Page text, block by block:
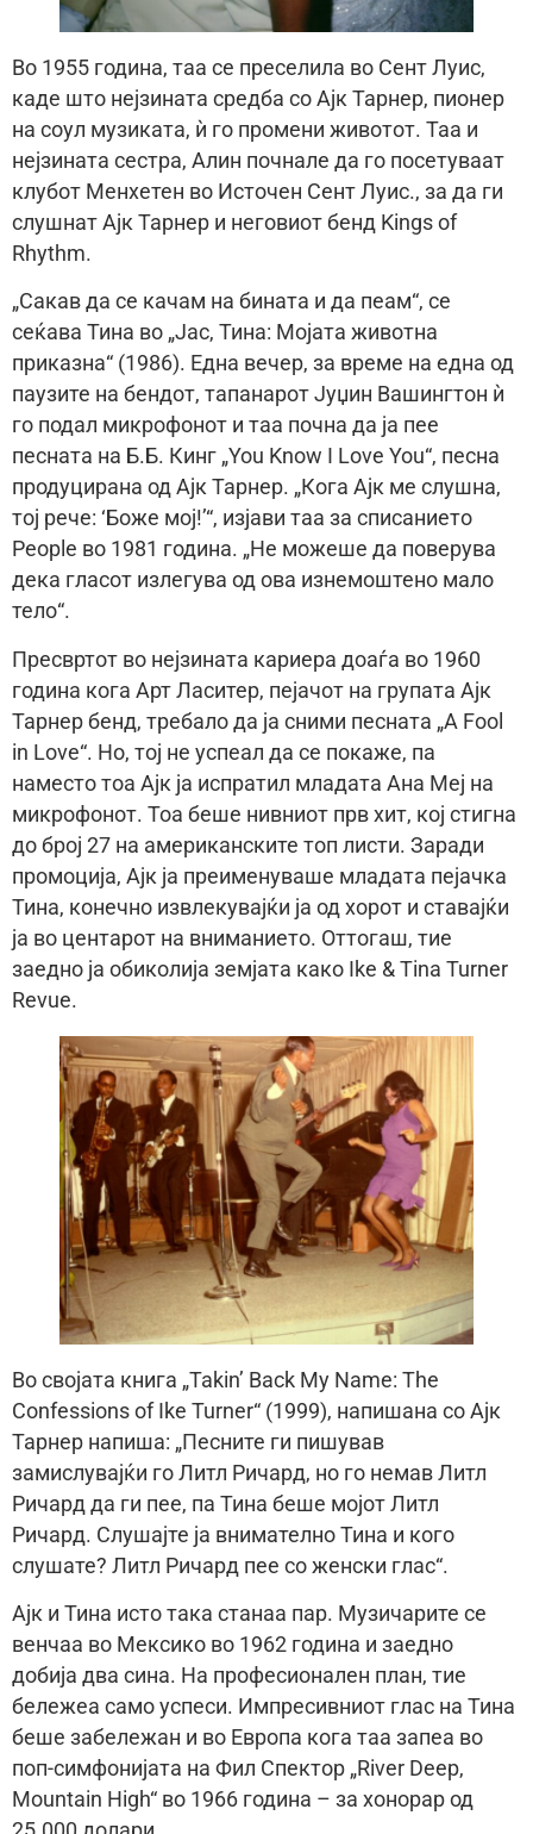
Во 1955 година, таа се преселила во Сент Луис,
каде што нејзината средба со Ајк Тарнер, пионер
на соул музиката, ѝ го промени животот. Таа и
нејзината сестра, Алин почнале да го посетуваат
клубот Менхетен во Источен Сент Луис., за да ги
слушнат Ајк Тарнер и неговиот бенд Kings of
Rhythm.
„Сакав да се качам на бината и да пеам“, се
сеќава Тина во „Јас, Тина: Мојата животна
приказна“ (1986). Една вечер, за време на една од
паузите на бендот, тапанарот Јуџин Вашингтон ѝ
го подал микрофонот и таа почна да ја пее
песната на Б.Б. Кинг „You Know I Love You“, песна
продуцирана од Ајк Тарнер. „Кога Ајк ме слушна,
тој рече: ‘Боже мој!’“, изјави таа за списанието
People во 1981 година. „Не можеше да поверува
дека гласот излегува од ова изнемоштено мало
тело“.
Пресвртот во нејзината кариера доаѓа во 1960
година кога Арт Ласитер, пејачот на групата Ајк
Тарнер бенд, требало да ја сними песната „A Fool
in Love“. Но, тој не успеал да се покаже, па
наместо тоа Ајк ја испратил младата Ана Меј на
микрофонот. Тоа беше нивниот прв хит, кој стигна
до број 27 на американските топ листи. Заради
промоција, Ајк ја преименуваше младата пејачка
Тина, конечно извлекувајќи ја од хорот и ставајќи
ја во центарот на вниманието. Оттогаш, тие
заедно ја обиколија земјата како Ike & Tina Turner
Revue.
Во својата книга „Takin’ Back My Name: The
Confessions of Ike Turner“ (1999), напишана со Ајк
Тарнер напиша: „Песните ги пишував
замислувајќи го Литл Ричард, но го немав Литл
Ричард да ги пее, па Тина беше мојот Литл
Ричард. Слушајте ја внимателно Тина и кого
слушате? Литл Ричард пее со женски глас“.
Ајк и Тина исто така станаа пар. Музичарите се
венчаа во Мексико во 1962 година и заедно
добија два сина. На професионален план, тие
бележеа само успеси. Импресивниот глас на Тина
беше забележан и во Европа кога таа запеа во
поп-симфонијата на Фил Спектор „River Deep,
Mountain High“ во 1966 година – за хонорар од